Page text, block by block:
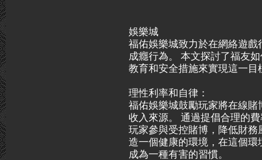
娛樂城
福佑娛樂城致力於在網絡遊
成癮行為。 本文探討了福友
教育和安全措施來實現這一目
理性利率和自律：
福佑娛樂城鼓勵玩家將在線
收入來源。 通過提倡合理的
玩家參與受控賭博，降低財
造一個健康的環境，在這個
成為一種有害的習慣。